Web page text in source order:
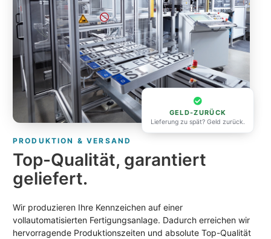
GELD-ZURÜCK
Lieferung zu spät? Geld zurück.
PRODUKTION & VERSAND
Top-Qualität, garantiert
geliefert.
Wir produzieren Ihre Kennzeichen auf einer
vollautomatisierten Fertigungsanlage. Dadurch erreichen wir
hervorragende Produktionszeiten und absolute Top-Qualität